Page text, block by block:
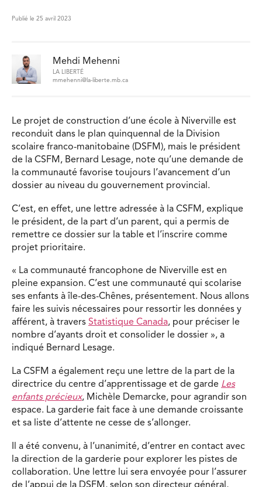
Publié le 25 avril 2023
Mehdi Mehenni
LA LIBERTÉ
mmehenni@la-liberte.mb.ca
Le projet de construction d’une école à Niverville est
reconduit dans le plan quinquennal de la Division
scolaire franco-manitobaine (DSFM), mais le président
de la CSFM, Bernard Lesage, note qu’une demande de
la communauté favorise toujours l’avancement d’un
dossier au niveau du gouvernement provincial.
C’est, en effet, une lettre adressée à la CSFM, explique
le président, de la part d’un parent, qui a permis de
remettre ce dossier sur la table et l’inscrire comme
projet prioritaire.
« La communauté francophone de Niverville est en
pleine expansion. C’est une communauté qui scolarise
ses enfants à île-des-Chênes, présentement. Nous allons
faire les suivis nécessaires pour ressortir les données y
afférent, à travers Statistique Canada, pour préciser le
nombre d’ayants droit et consolider le dossier », a
indiqué Bernard Lesage.
La CSFM a également reçu une lettre de la part de la
directrice du centre d’apprentissage et de garde Les
enfants précieux, Michèle Demarcke, pour agrandir son
espace. La garderie fait face à une demande croissante
et sa liste d’attente ne cesse de s’allonger.
Il a été convenu, à l’unanimité, d’entrer en contact avec
la direction de la garderie pour explorer les pistes de
collaboration. Une lettre lui sera envoyée pour l’assurer
de l’appui de la DSFM, selon son directeur général,